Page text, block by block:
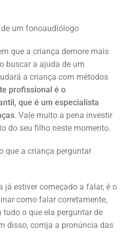
de um fonoaudiólogo
que a criança demore mais
buscar a ajuda de um
a criança com métodos
profissional é o
que é um especialista
. Vale muito a pena investir
do seu filho neste momento.
que a criança perguntar
já estiver começado a falar, é o
como falar corretamente,
tudo o que ela perguntar de
disso, corrija a pronúncia das